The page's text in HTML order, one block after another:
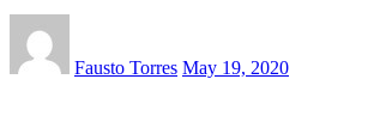
Fausto Torres May 19, 2020